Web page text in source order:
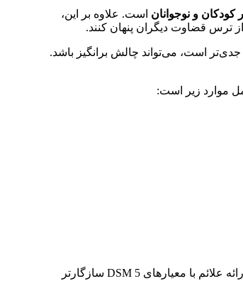
کودکان و نوجوانان است. علاوه بر این،
ترس قضاوت دیگران پنهان کنند.
است، می‌تواند چالش برانگیز باشد.
موارد زیر است:
دست می‌یابند. با افزایش سن، ارائه علائم با معیارهای DSM 5 سازگارتر